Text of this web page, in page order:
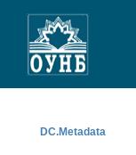
DC.Metadata